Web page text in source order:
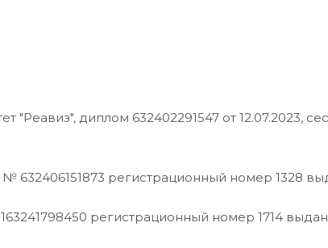
диплом 632402291547 от 12.07.2023,
632406151873 регистрационный номер 1328
регистрационный номер 1714 выдан